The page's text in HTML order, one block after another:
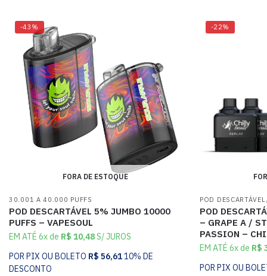
-43%
FORA DE ESTOQUE
30.001 A 40.000 PUFFS
POD DESCARTÁVEL 5% JUMBO 10000
PUFFS – VAPESOUL
EM ATÉ 6x de R$ 10,48S/ JUROS
POR PIX OU BOLETO R$ 56,6110% DE
DESCONTO
-22%
POD DESCARTÁVEL
POD
– GRAPE A /
PASSION –
EM ATÉ 6x de R$
POR PIX OU